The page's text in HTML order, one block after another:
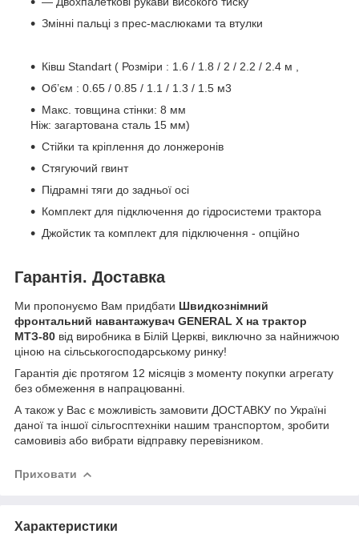
Змінні пальці з прес-маслюками та втулки
Ківш Standart ( Розміри : 1.6 / 1.8 / 2 / 2.2 / 2.4 м ,
Об’єм : 0.65 / 0.85 / 1.1 / 1.3 / 1.5 м3
Макс. товщина стінки: 8 мм
Ніж: загартована сталь 15 мм)
Стійки та кріплення до лонжеронів
Стягуючий гвинт
Підрамні тяги до задньої осі
Комплект для підключення до гідросистеми трактора
Джойстик та комплект для підключення - опційно
Гарантія. Доставка
Ми пропонуємо Вам придбати Швидкознімний
фронтальний навантажувач GENERAL X на трактор
МТЗ-80 від виробника в Білій Церкві, виключно за найнижчою
ціною на сільськогосподарському ринку!
Гарантія діє протягом 12 місяців з моменту покупки агрегату
без обмеження в напрацюванні.
А також у Вас є можливість замовити ДОСТАВКУ по Україні
даної та іншої сільгосптехніки нашим транспортом, зробити
самовивіз або вибрати відправку перевізником.
Приховати
Характеристики